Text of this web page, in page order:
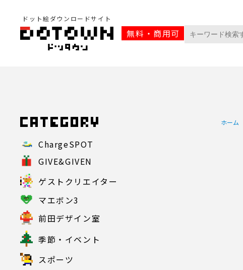
ドット絵ダウンロードサイト
無料・商用可
ChargeSPOT
GIVE&GIVEN
ゲストクリエイター
マエボン3
前田デザイン室
季節・イベント
スポーツ
ホーム